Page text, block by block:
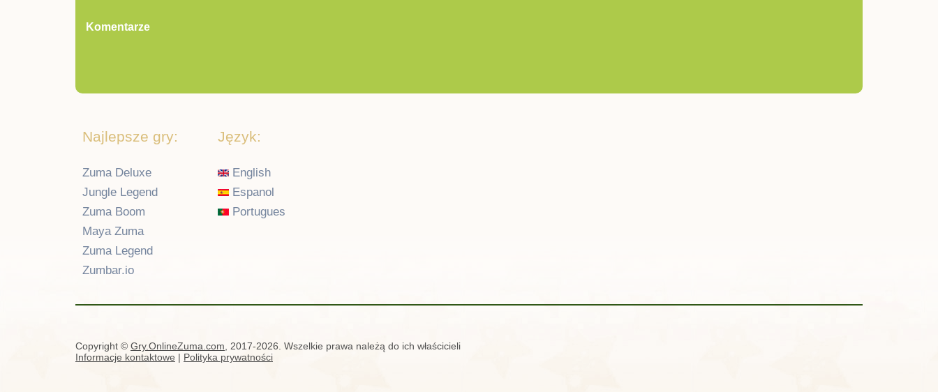
Komentarze
Najlepsze gry:
Zuma Deluxe
Jungle Legend
Zuma Boom
Maya Zuma
Zuma Legend
Zumbar.io
Język:
English
Espanol
Portugues
Copyright © Gry.OnlineZuma.com , 2017-2026. Wszelkie prawa należą do ich właścicieli
Informacje kontaktowe | Polityka prywatności